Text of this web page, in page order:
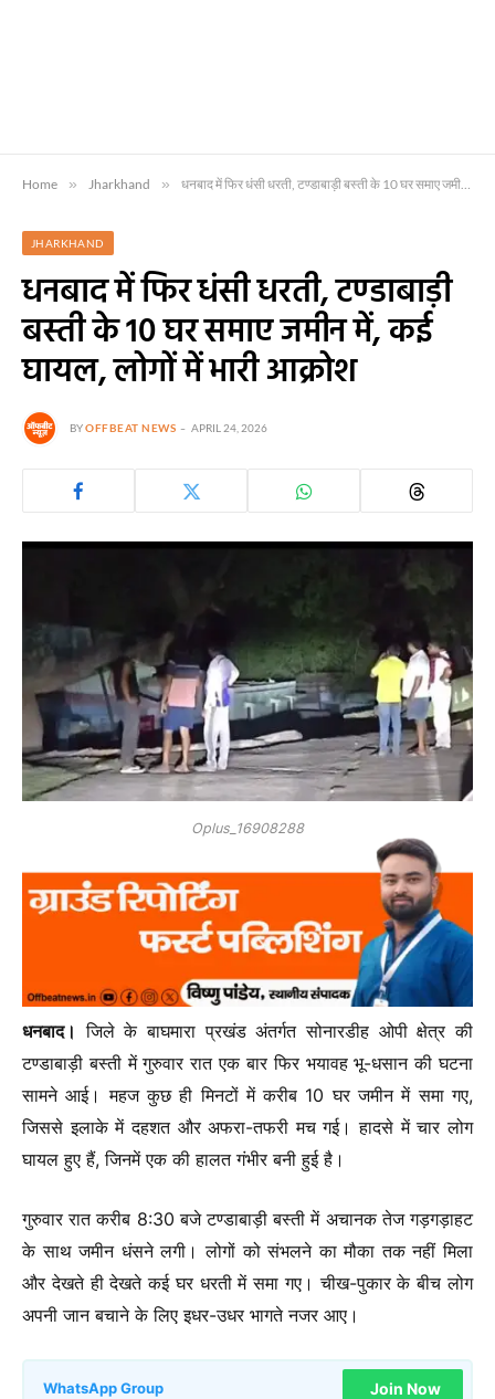
Home » Jharkhand » धनबाद में फिर धंसी धरती, टण्डाबाड़ी बस्ती के 10 घर समाए जमीन में, कई घायल, लोगों में भारी आक्रोश
JHARKHAND
धनबाद में फिर धंसी धरती, टण्डाबाड़ी
बस्ती के 10 घर समाए जमीन में, कई
घायल, लोगों में भारी आक्रोश
BYOFFBEAT NEWS APRIL 24, 2026
Oplus_16908288
धनबाद। जिले के बाघमारा प्रखंड अंतर्गत सोनारडीह ओपी क्षेत्र की
टण्डाबाड़ी बस्ती में गुरुवार रात एक बार फिर भयावह भू-धसान की घटना
सामने आई। महज कुछ ही मिनटों में करीब 10 घर जमीन में समा गए,
जिससे इलाके में दहशत और अफरा-तफरी मच गई। हादसे में चार लोग
घायल हुए हैं, जिनमें एक की हालत गंभीर बनी हुई है।
गुरुवार रात करीब 8:30 बजे टण्डाबाड़ी बस्ती में अचानक तेज गड़गड़ाहट
के साथ जमीन धंसने लगी। लोगों को संभलने का मौका तक नहीं मिला
और देखते ही देखते कई घर धरती में समा गए। चीख-पुकार के बीच लोग
अपनी जान बचाने के लिए इधर-उधर भागते नजर आए।
WhatsApp Group Join Now